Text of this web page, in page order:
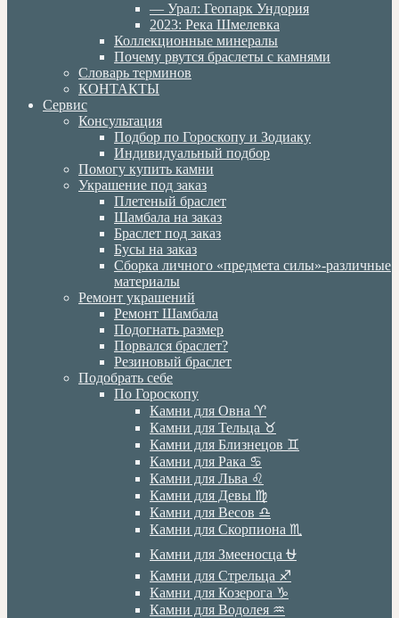
— Урал: Геопарк Ундория
2023: Река Шмелевка
Коллекционные минералы
Почему рвутся браслеты с камнями
Словарь терминов
КОНТАКТЫ
Сервис
Консультация
Подбор по Гороскопу и Зодиаку
Индивидуальный подбор
Помогу купить камни
Украшение под заказ
Плетеный браслет
Шамбала на заказ
Браслет под заказ
Бусы на заказ
Сборка личного «предмета силы»-различные
материалы
Ремонт украшений
Ремонт Шамбала
Подогнать размер
Порвался браслет?
Резиновый браслет
Подобрать себе
По Гороскопу
Камни для Овна ♈️
Камни для Тельца ♉️
Камни для Близнецов ♊️
Камни для Рака ♋️
Камни для Льва ♌️
Камни для Девы ♍️
Камни для Весов ♎️
Камни для Скорпиона ♏️
Камни для Змееносца ⛎
Камни для Стрельца ♐️
Камни для Козерога ♑️
Камни для Водолея ♒️